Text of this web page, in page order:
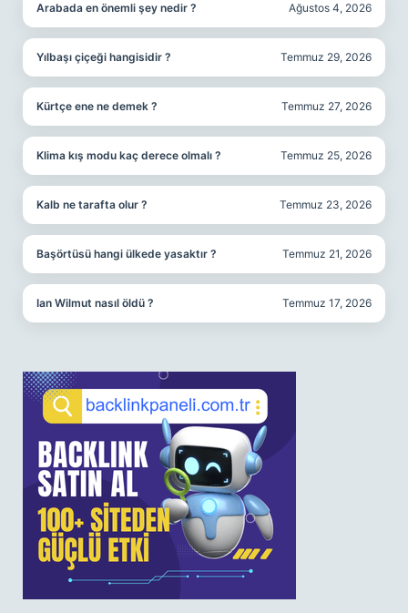
Arabada en önemli şey nedir ? Ağustos 4, 2026
Yılbaşı çiçeği hangisidir ? Temmuz 29, 2026
Kürtçe ene ne demek ? Temmuz 27, 2026
Klima kış modu kaç derece olmalı ? Temmuz 25, 2026
Kalb ne tarafta olur ? Temmuz 23, 2026
Başörtüsü hangi ülkede yasaktır ? Temmuz 21, 2026
Ian Wilmut nasıl öldü ? Temmuz 17, 2026